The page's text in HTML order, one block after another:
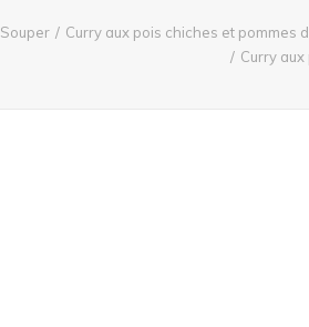
Souper
Curry aux pois chiches et pommes
Curry